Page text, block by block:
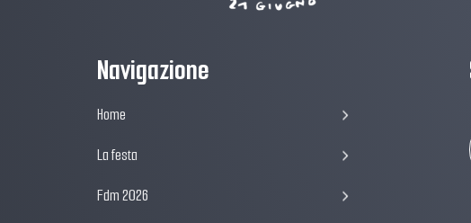
Navigazione
Home
La festa
Fdm 2026